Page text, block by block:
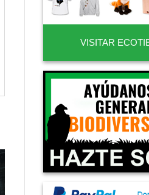
VISITAR